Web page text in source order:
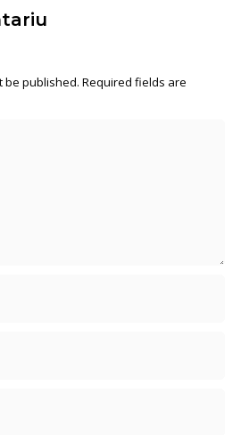
be published. Required fields are